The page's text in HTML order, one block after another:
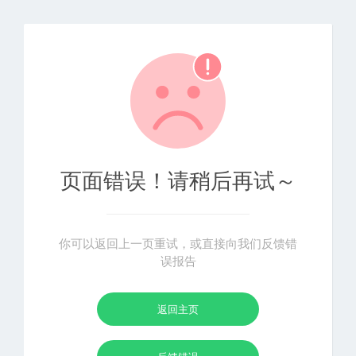
页面错误！请稍后再试～
你可以返回上一页重试，或直接向我们反馈错
误报告
返回主页